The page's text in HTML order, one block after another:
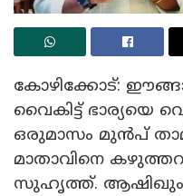
കോഴിക്കോട്:
വൈകിട്ട് ഭാര്യയെ
ഒരുമാസം മുന്‍പ്
മാതാവിനെ
സുഹൃത്ത്. ആഷിഖും